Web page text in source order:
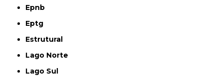
Epnb
Eptg
Estrutural
Lago Norte
Lago Sul